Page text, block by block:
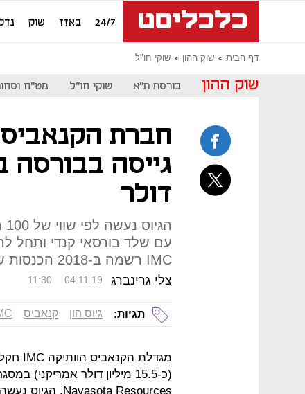
24/7 באזז שוק
דף הבית שוק ההון שוקי חו"ל
שוק ההון בורסת ת"א שוקי חו"ל מט"ח
דולר
IMC רשמה ב-2018 הכנסות של 5.2 מיליון דולר
צלי גרינברג 11:30 04.11.19
תגיות: גיוס הון קנאביס
(כ-15.5 מיליון דולר